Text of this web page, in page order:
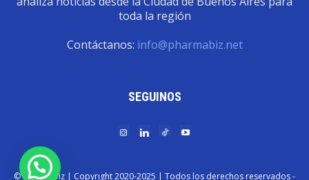
toda la región
Contáctanos: info@pharmabiz.net
SEGUINOS
© Pharmabiz | Copyrıght 2020-2025 | Todos los derechos reservados -